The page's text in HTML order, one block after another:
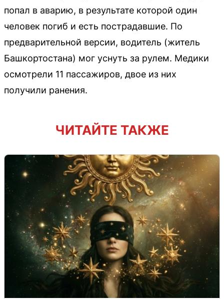
попал в аварию, в результате которой один
человек погиб и есть пострадавшие. По
предварительной версии, водитель (житель
Башкортостана) мог уснуть за рулем. Медики
осмотрели 11 пассажиров, двое из них
получили ранения.
ЧИТАЙТЕ ТАКЖЕ